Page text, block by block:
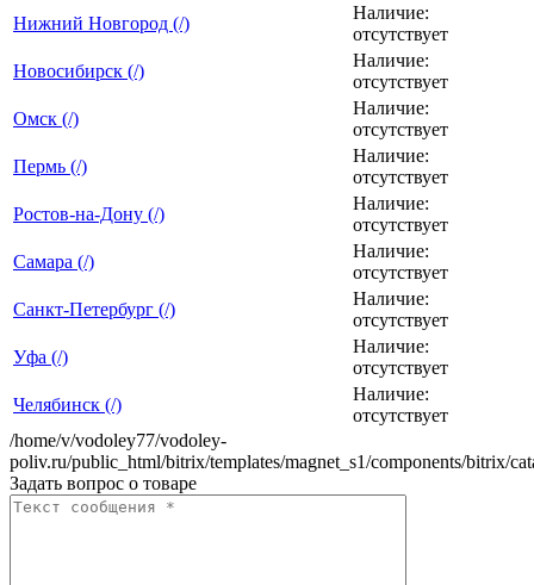
Нижний Новгород (/)
Наличие:
отсутствует
Новосибирск (/)
Наличие:
отсутствует
Омск (/)
Наличие:
отсутствует
Пермь (/)
Наличие:
отсутствует
Ростов-на-Дону (/)
Наличие:
отсутствует
Самара (/)
Наличие:
отсутствует
Санкт-Петербург (/)
Наличие:
отсутствует
Уфа (/)
Наличие:
отсутствует
Челябинск (/)
Наличие:
отсутствует
/home/v/vodoley77/vodoley-
poliv.ru/public_html/bitrix/templates/magnet_s1/components/bitrix/
Задать вопрос о товаре